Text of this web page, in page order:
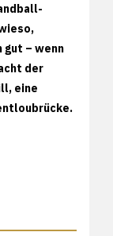
gut – wenn
der
eine